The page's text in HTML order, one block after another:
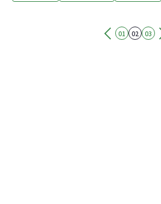
注意永揚垃圾場如營運，將汙染烏
01 02 03